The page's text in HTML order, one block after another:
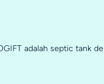
adalah septic tank